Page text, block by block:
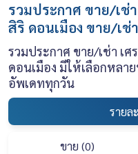
รวมประกาศ ขาย/เช่
สิริ ดอนเมือง ขาย/เช่า
รวมประกาศ ขาย/เช่า เ
ดอนเมือง มีให้เลือกหลา
อัพเดททุกวัน
รายล
ขาย (0)